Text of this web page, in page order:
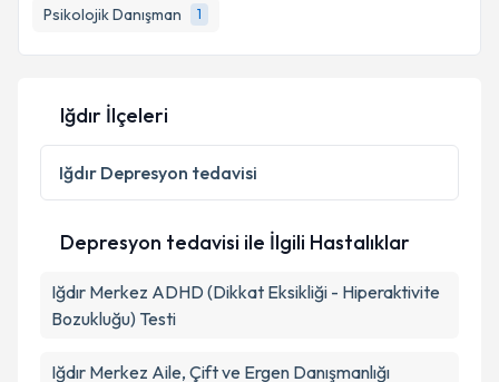
Psikolojik Danışman
1
Iğdır İlçeleri
Iğdır Depresyon tedavisi
Depresyon tedavisi ile İlgili Hastalıklar
Iğdır Merkez ADHD (Dikkat Eksikliği - Hiperaktivite
Bozukluğu) Testi
Iğdır Merkez Aile, Çift ve Ergen Danışmanlığı